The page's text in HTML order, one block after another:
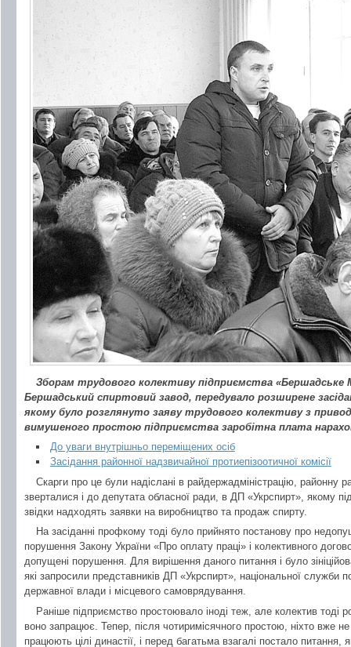
Зборам трудового колективу підприємства
Бершадський спиртовий завод, передувало розширене
якому було розглянуто заяву трудового колективу з
вимушеного простою підприємства заробітна плата
До уваги внутрішньо переміщених осіб
Засідання районної надзвичайної протиепізоотичної комісії
Скарги про це були надіслані в райдержадміністрацію, районну
зверталися і до депутата обласної ради, в ДП «Укрспирт», якому
звідки надходять заявки на виробництво та продаж спирту.
На засіданні профкому тоді було прийнято постанову про
порушення Закону України «Про оплату праці» і колективного
допущені порушення. Для вирішення даного питання і було
які запросили представників ДП «Укрспирт», національної служби
державної влади і місцевого самоврядування.
Раніше підприємство простоювало іноді теж, але колектив тоді
воно запрацює. Тепер, після чотиримісячного простою, ніхто вже
працюють цілі династії, і перед багатьма взагалі постало питання,